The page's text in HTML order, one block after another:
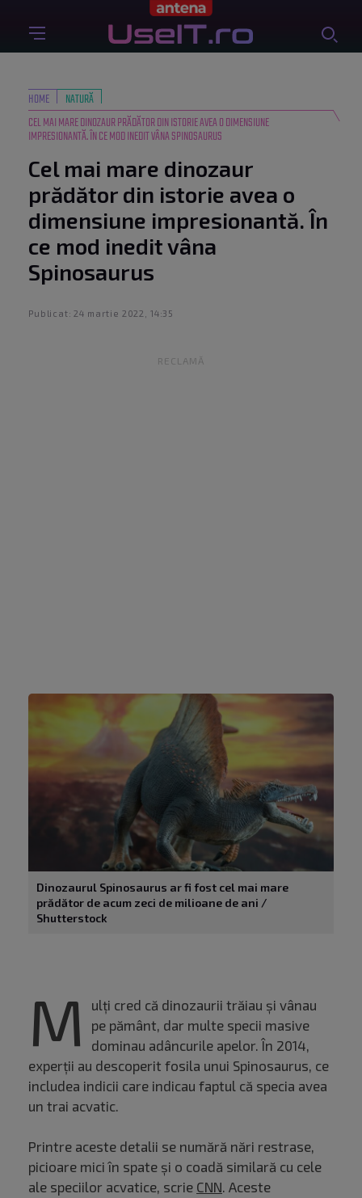
HOME
NATURĂ
CEL MAI MARE DINOZAUR PRĂDĂTOR DIN ISTORIE AVEA O DIMENSIUNE
IMPRESIONANTĂ. ÎN CE MOD INEDIT VÂNA SPINOSAURUS
Cel mai mare dinozaur
prădător din istorie avea o
dimensiune impresionantă. În
ce mod inedit vâna
Spinosaurus
Publicat: 24 martie 2022, 14:35
RECLAMĂ
Dinozaurul Spinosaurus ar fi fost cel mai mare
prădător de acum zeci de milioane de ani /
Shutterstock
M
ulți cred că dinozaurii trăiau și vânau
pe pământ, dar multe specii masive
dominau adâncurile apelor. În 2014,
experții au descoperit fosila unui Spinosaurus, ce
includea indicii care indicau faptul că specia avea
un trai acvatic.
Printre aceste detalii se numără nări restrase,
picioare mici în spate și o coadă similară cu cele
ale speciilor acvatice, scrie CNN. Aceste